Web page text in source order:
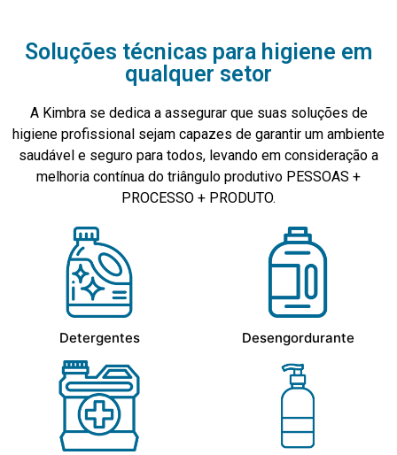
Soluções técnicas para higiene em
qualquer setor
A Kimbra se dedica a assegurar que suas soluções de
higiene profissional sejam capazes de garantir um ambiente
saudável e seguro para todos, levando em consideração a
melhoria contínua do triângulo produtivo PESSOAS +
PROCESSO + PRODUTO.
Detergentes Desengordurante